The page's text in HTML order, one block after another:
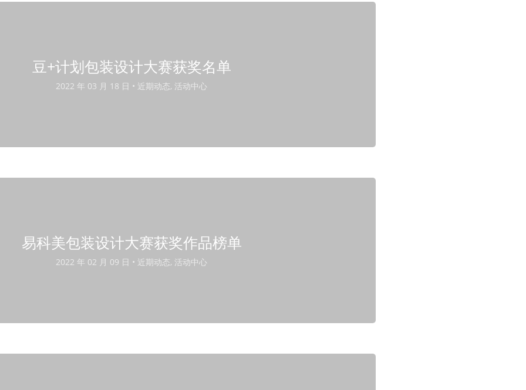
豆+计划包装设计大赛获奖名单
2022 年 03 月 18 日 • 近期动态, 活动中心
易科美包装设计大赛获奖作品榜单
2022 年 02 月 09 日 • 近期动态, 活动中心